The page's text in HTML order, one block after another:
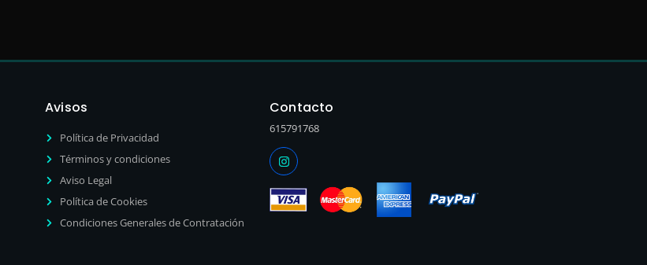
Avisos
Política de Privacidad
Términos y condiciones
Aviso Legal
Política de Cookies
Condiciones Generales de Contratación
Contacto
615791768